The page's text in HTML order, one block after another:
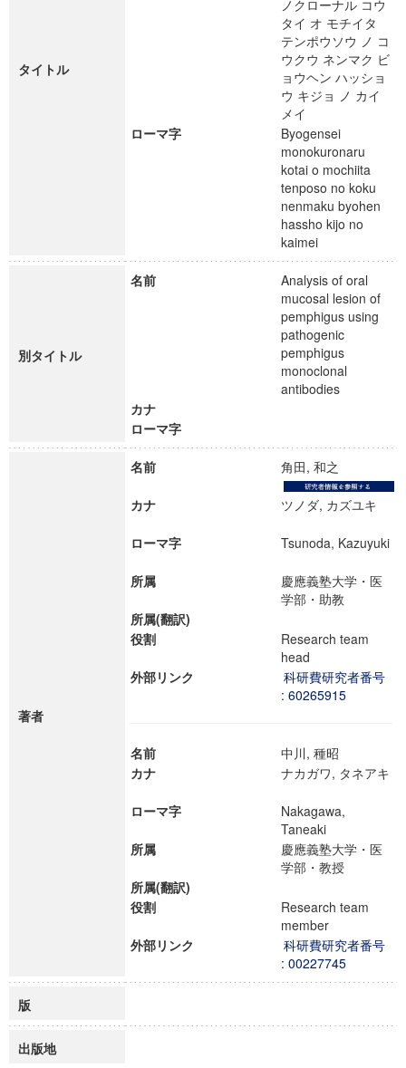
タイトル
ノクローナル コウ
タイ オ モチイタ
テンポウソウ ノ コ
ウクウ ネンマク ビ
ョウヘン ハッショ
ウ キジョ ノ カイ
メイ
ローマ字
Byogensei
monokuronaru
kotai o mochiita
tenposo no koku
nenmaku byohen
hassho kijo no
kaimei
別タイトル
名前
Analysis of oral
mucosal lesion of
pemphigus using
pathogenic
pemphigus
monoclonal
antibodies
カナ
ローマ字
著者
名前 角田, 和之
カナ ツノダ, カズユキ
ローマ字 Tsunoda, Kazuyuki
所属
慶應義塾大学・医
学部・助教
所属(翻訳)
役割
Research team
head
外部リンク
科研費研究者番号
: 60265915
名前
中川, 種昭
カナ
ナカガワ, タネアキ
ローマ字
Nakagawa,
Taneaki
所属
慶應義塾大学・医
学部・教授
所属(翻訳)
役割
Research team
member
外部リンク
科研費研究者番号
: 00227745
版
出版地